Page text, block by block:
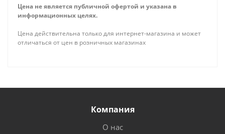
Цена не является публичной офертой и указана в
информационных целях.
Цена действительна только для интернет-магазина и может
отличаться от цен в розничных магазинах
Компания
О нас